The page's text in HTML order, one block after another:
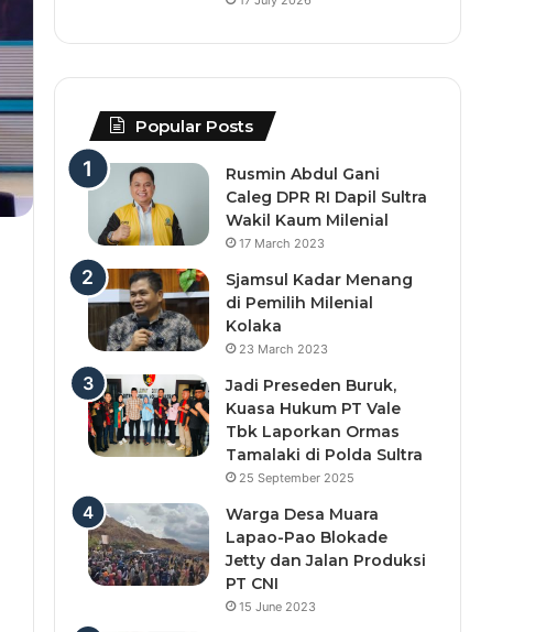
Popular Posts
Rusmin Abdul Gani
Caleg DPR RI Dapil Sultra
Wakil Kaum Milenial
17 March 2023
Sjamsul Kadar Menang
di Pemilih Milenial
Kolaka
23 March 2023
Jadi Preseden Buruk,
Kuasa Hukum PT Vale
Tbk Laporkan Ormas
Tamalaki di Polda Sultra
25 September 2025
Warga Desa Muara
Lapao-Pao Blokade
Jetty dan Jalan Produksi
PT CNI
15 June 2023